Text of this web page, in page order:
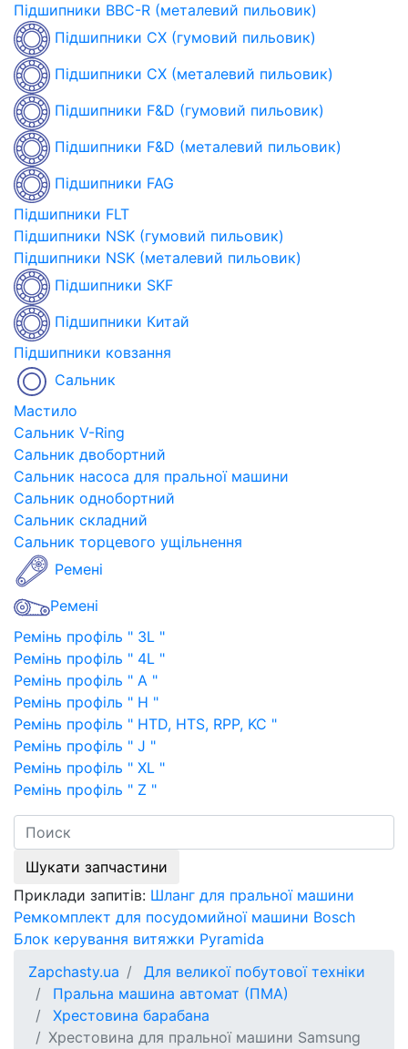
Підшипники BBC-R (металевий пильовик)
Підшипники CX (гумовий пильовик)
Підшипники CX (металевий пильовик)
Підшипники F&D (гумовий пильовик)
Підшипники F&D (металевий пильовик)
Підшипники FAG
Підшипники FLT
Підшипники NSK (гумовий пильовик)
Підшипники NSK (металевий пильовик)
Підшипники SKF
Підшипники Китай
Підшипники ковзання
Сальник
Мастило
Сальник V-Ring
Сальник двобортний
Сальник насоса для пральної машини
Сальник однобортний
Сальник складний
Сальник торцевого ущільнення
Ремені
Ремені
Ремінь профіль " 3L "
Ремінь профіль " 4L "
Ремінь профіль " A "
Ремінь профіль " H "
Ремінь профіль " HTD, HTS, RPP, KC "
Ремінь профіль " J "
Ремінь профіль " XL "
Ремінь профіль " Z "
Шукати запчастини
Приклади запитів: Шланг для пральної машини
Ремкомплект для посудомийної машини Bosch
Блок керування витяжки Pyramida
Zapchasty.ua
Для великої побутової техніки
Пральна машина автомат (ПМА)
Хрестовина барабана
Хрестовина для пральної машини Samsung